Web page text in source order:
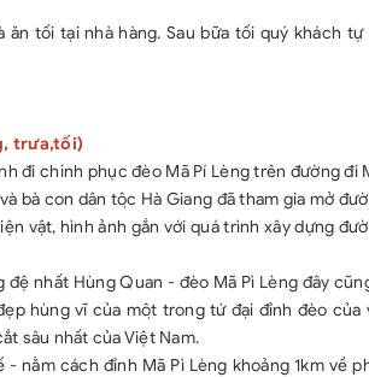
LƯU Ý VÀ
- Trẻ em từ 1-
chiếm chỗ
từ trẻ thứ 2
- Trẻ em từ 5-
xe riêng nhưng
- Trẻ em từ 10
- Vì đây là
nhiệm gom đủ
khách, bên B
khởi hành 3
nhất.
tối tại nhà hàng. Sau bữa tối quý khách tự
trưa,tối)
đi chinh phục đèo Mã Pí Lèng trên đường đi
bà con dân tộc Hà Giang đã tham gia mở
vật, hình ảnh gắn với quá trình xây dựng
nhất Hùng Quan - đèo Mã Pì Lèng đây
hùng vĩ của một trong tứ đại đỉnh đèo của
sâu nhất của Việt Nam.
cách đỉnh Mã Pì Lèng khoảng 1km về